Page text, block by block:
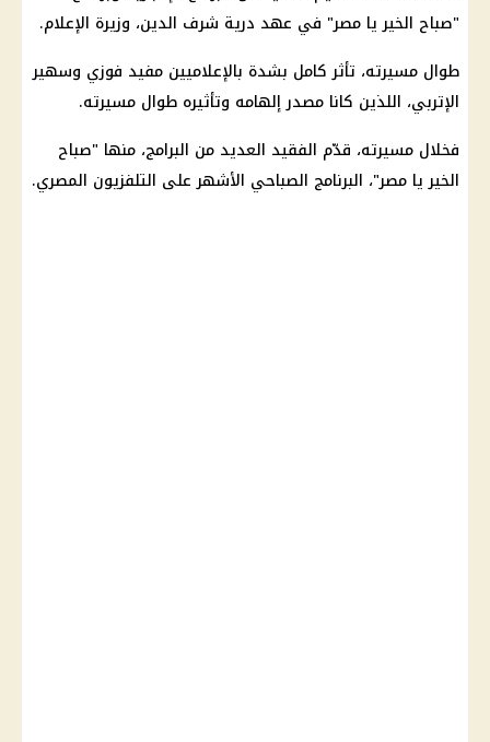
"صباح الخير يا مصر" في عهد درية شرف الدين، وزيرة الإعلام.
طوال مسيرته، تأثر كامل بشدة بالإعلاميين مفيد فوزي وسهير
الإتربي، اللذين كانا مصدر إلهامه وتأثيره طوال مسيرته.
فخلال مسيرته، قدّم الفقيد العديد من البرامج، منها "صباح
الخير يا مصر"، البرنامج الصباحي الأشهر على التلفزيون المصري.